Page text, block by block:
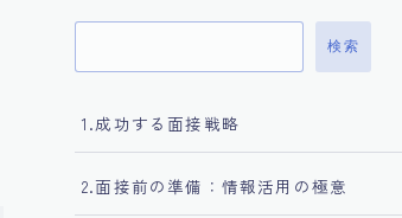
検索
1.成功する面接戦略
2.面接前の準備：情報活用の極意